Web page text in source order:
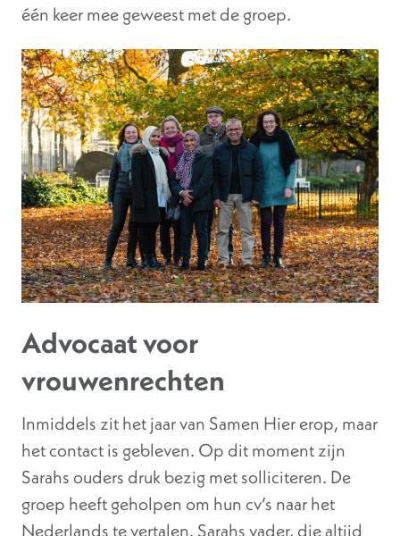
één keer mee geweest met de groep.
Advocaat voor
vrouwenrechten
Inmiddels zit het jaar van Samen Hier erop, maar
het contact is gebleven. Op dit moment zijn
Sarahs ouders druk bezig met solliciteren. De
groep heeft geholpen om hun cv’s naar het
Nederlands te vertalen. Sarahs vader, die altijd